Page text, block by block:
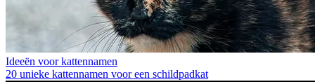
Ideeën voor kattennamen
20 unieke kattennamen voor een schildpadkat